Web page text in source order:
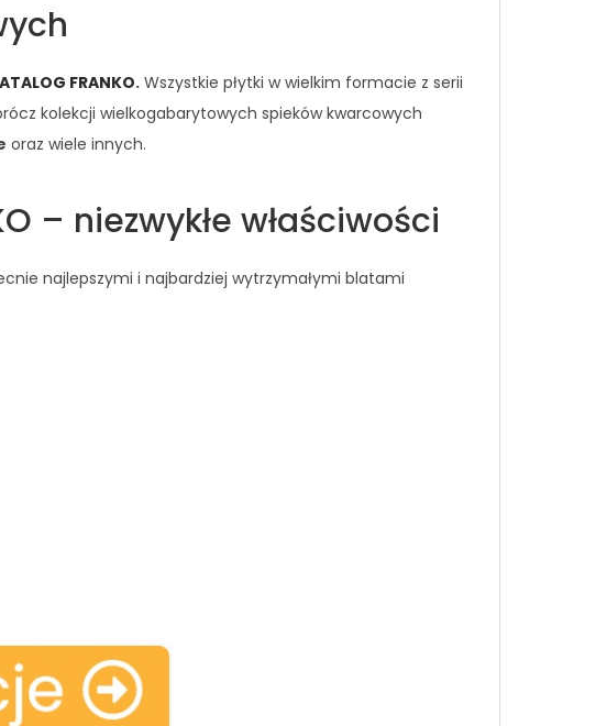
FRANKO. Wszystkie płytki w wielkim formacie z serii
kolekcji wielkogabarytowych spieków kwarcowych
oraz wiele innych.
– niezwykłe właściwości
najlepszymi i najbardziej wytrzymałymi blatami